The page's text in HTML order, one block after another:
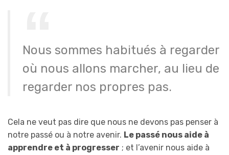
Nous sommes habitués à regarder
où nous allons marcher, au lieu de
regarder nos propres pas.
Cela ne veut pas dire que nous ne devons pas penser à
notre passé ou à notre avenir. Le passé nous aide à
apprendre et à progresser ; et l’avenir nous aide à